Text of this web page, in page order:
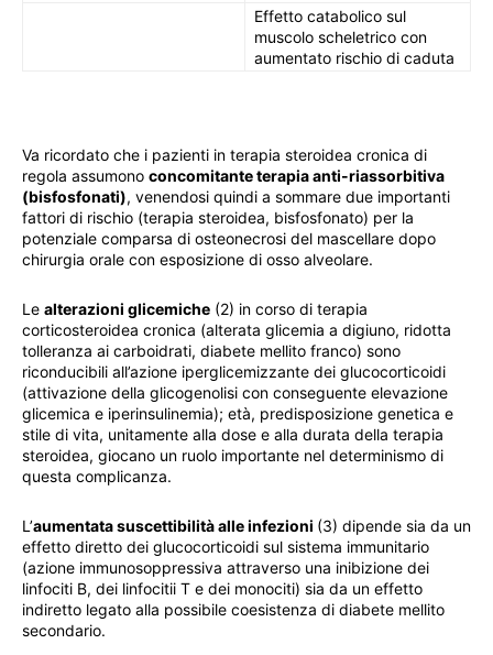
Effetto catabolico sul
muscolo scheletrico con
aumentato rischio di caduta
Va ricordato che i pazienti in terapia steroidea cronica di
regola assumono concomitante terapia anti-riassorbitiva
(bisfosfonati), venendosi quindi a sommare due importanti
fattori di rischio (terapia steroidea, bisfosfonato) per la
potenziale comparsa di osteonecrosi del mascellare dopo
chirurgia orale con esposizione di osso alveolare.
Le alterazioni glicemiche (2) in corso di terapia
corticosteroidea cronica (alterata glicemia a digiuno, ridotta
tolleranza ai carboidrati, diabete mellito franco) sono
riconducibili all’azione iperglicemizzante dei glucocorticoidi
(attivazione della glicogenolisi con conseguente elevazione
glicemica e iperinsulinemia); età, predisposizione genetica e
stile di vita, unitamente alla dose e alla durata della terapia
steroidea, giocano un ruolo importante nel determinismo di
questa complicanza.
L’aumentata suscettibilità alle infezioni (3) dipende sia da un
effetto diretto dei glucocorticoidi sul sistema immunitario
(azione immunosoppressiva attraverso una inibizione dei
linfociti B, dei linfocitii T e dei monociti) sia da un effetto
indiretto legato alla possibile coesistenza di diabete mellito
secondario.